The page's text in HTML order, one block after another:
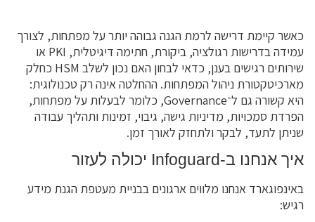
כאשר קיימת דרישה לרמת הגנה גבוהה יותר על מפתחות, לצורך
עמידה בדרישות רגולציה, ביקורת, חתימה דיגיטלית, PKI או
שירותים רגישים בענן, כדאי לבחון האם נכון לשלב HSM כחלק
מארכיטקטורת ניהול המפתחות. ההחלטה אינה רק טכנולוגית:
היא קשורה גם ל־Governance, כלומר לבעלות על מפתחות,
הפרדת סמכויות, מדיניות גישה, גיבוי, זמינות ותהליך עבודה
שניתן לתעד, לבקר ולתחזק לאורך זמן.
איך אנחנו ב-Infoguard יכולה לעזור
באינפוגארד אנחנו מלווים ארגונים בבניית מעטפת הגנת מידע
רגיש: